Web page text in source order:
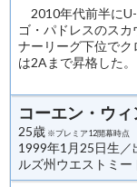
2010年代前半に
ゴ・パドレスのス
ナーリーグ下位で
は2Aまで昇格した。
コーエン・ウィ
25歳 ※プレミア12開幕時点
1999年1月25日生／
ルズ州ウエストミー